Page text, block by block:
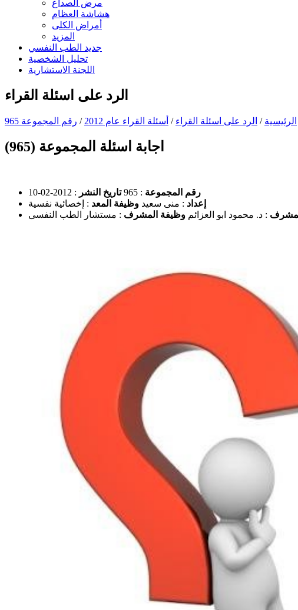
مرض الصداع
هشاشة العظام
أمراض الكلى
المزيد
جديد الطب النفسي
تحليل الشخصية
اللجنة الاستشارية
الرد على اسئلة القراء
الرئيسية / الرد على اسئلة القراء / أسئلة القراء عام 2012 / رقم المجموعة 965
اجابة اسئلة المجموعة (965)
رقم المجموعة : 965 تاريخ النشر : 2012-02-10
إعداد : منى سعيد وظيفة المعد : إخصائية نفسية
: د. محمود ابو العزائم وظيفة المشرف : مستشار الطب النفسى